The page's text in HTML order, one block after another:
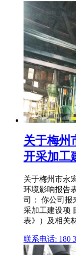
关于梅州
开采加工
关于梅州市永
环境影响报告
司： 你公司报
采加工建设项
表》）及相关
联系电话: 180